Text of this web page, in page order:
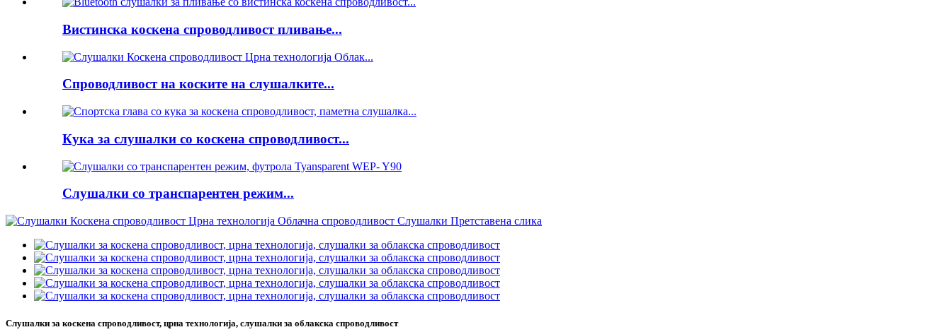
Вистинска коскена спроводливост пливање...
Спроводливост на коските на слушалките...
Кука за слушалки со коскена спроводливост...
Слушалки со транспарентен режим...
Слушалки за коскена спроводливост, црна технологија, слушалки за облакска спроводливост